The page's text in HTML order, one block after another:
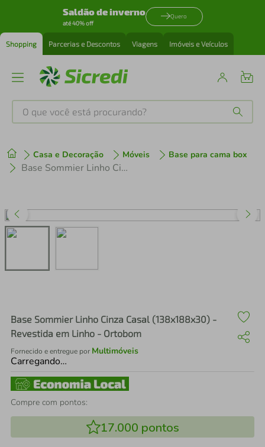
Saldão de inverno
até 40% off
Quero
Shopping Parcerias e Descontos Viagens Imóveis e Veículos
O que você está procurando?
Casa e Decoração Móveis Base para cama box
Base Sommier Linho Cinza Casal (138x188x30) - Revestida em Linho - Ortobom
Base Sommier Linho Cinza Casal (138x188x30) -
Revestida em Linho - Ortobom
Fornecido e entregue por Multimóveis
Carregando…
Compre com pontos:
17.000 pontos
1º tenis
perfume